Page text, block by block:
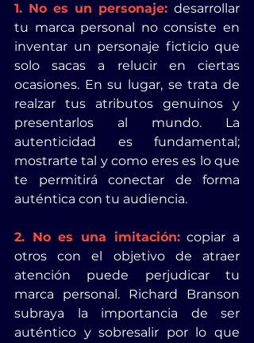
1. No es un personaje: desarrollar
tu marca personal no consiste en
inventar un personaje ficticio que
solo sacas a relucir en ciertas
ocasiones. En su lugar, se trata de
realzar tus atributos genuinos y
presentarlos al mundo. La
autenticidad es fundamental;
mostrarte tal y como eres es lo que
te permitirá conectar de forma
auténtica con tu audiencia.
2. No es una imitación: copiar a
otros con el objetivo de atraer
atención puede perjudicar tu
marca personal. Richard Branson
subraya la importancia de ser
auténtico y sobresalir por lo que